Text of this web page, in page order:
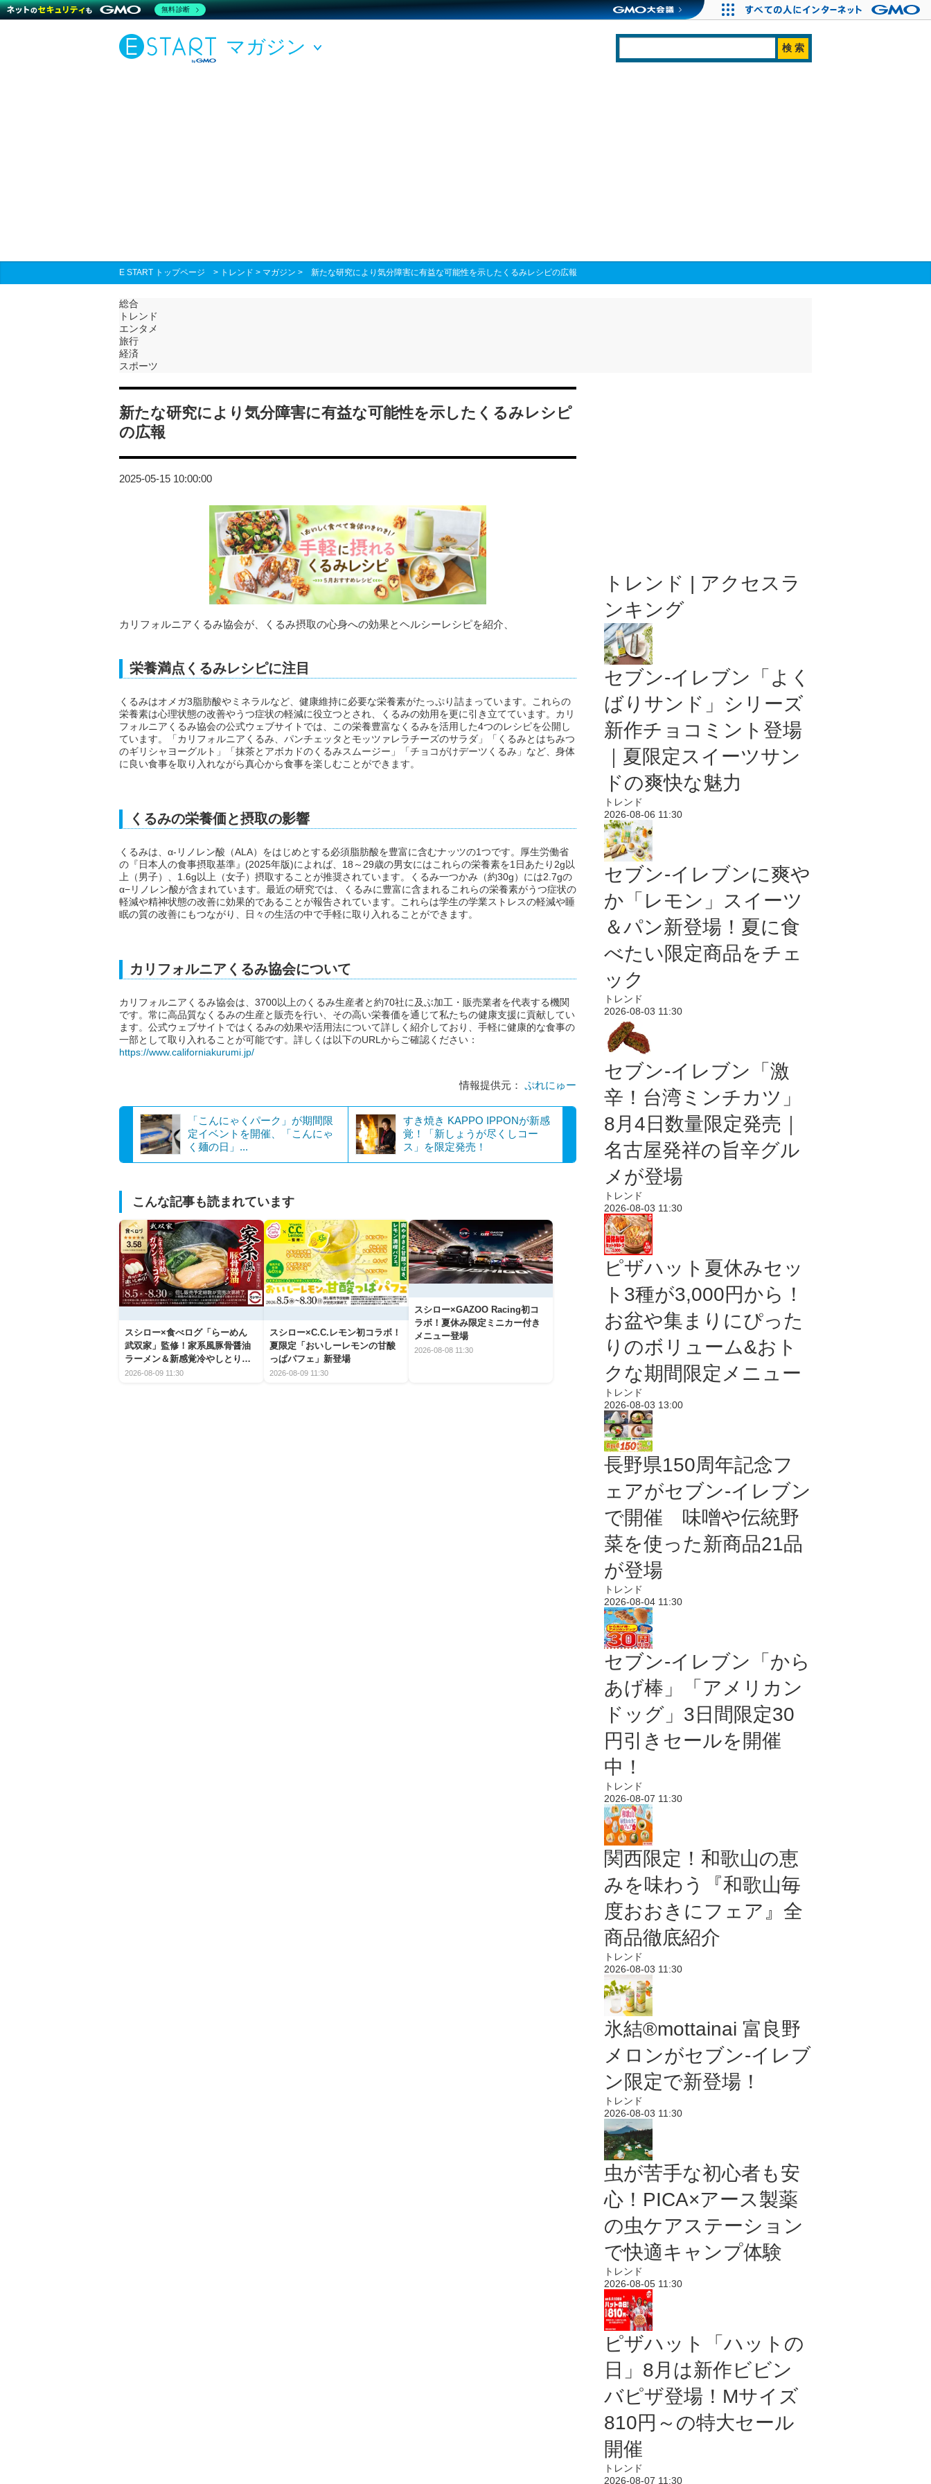
マガジン
E START トップページ > トレンド > マガジン > 新たな研究により気分障害に有益な可能性を示したくるみレシピの広報
総合
トレンド
エンタメ
旅行
経済
スポーツ
新たな研究により気分障害に有益な可能性を示したくるみレシピ
の広報
2025-05-15 10:00:00
カリフォルニアくるみ協会が、くるみ摂取の心身への効果とヘルシーレシピを紹介、
栄養満点くるみレシピに注目
くるみはオメガ3脂肪酸やミネラルなど、健康維持に必要な栄養素がたっぷり詰まっています。これらの
栄養素は心理状態の改善やうつ症状の軽減に役立つとされ、くるみの効用を更に引き立てています。カリ
フォルニアくるみ協会の公式ウェブサイトでは、この栄養豊富なくるみを活用した4つのレシピを公開し
ています。「カリフォルニアくるみ、パンチェッタとモッツァレラチーズのサラダ」「くるみとはちみつ
のギリシャヨーグルト」「抹茶とアボカドのくるみスムージー」「チョコがけデーツくるみ」など、身体
に良い食事を取り入れながら真心から食事を楽しむことができます。
くるみの栄養価と摂取の影響
くるみは、α-リノレン酸（ALA）をはじめとする必須脂肪酸を豊富に含むナッツの1つです。厚生労働省
の『日本人の食事摂取基準』(2025年版)によれば、18～29歳の男女にはこれらの栄養素を1日あたり2g以
上（男子）、1.6g以上（女子）摂取することが推奨されています。くるみ一つかみ（約30g）には2.7gの
α−リノレン酸が含まれています。最近の研究では、くるみに豊富に含まれるこれらの栄養素がうつ症状の
軽減や精神状態の改善に効果的であることが報告されています。これらは学生の学業ストレスの軽減や睡
眠の質の改善にもつながり、日々の生活の中で手軽に取り入れることができます。
カリフォルニアくるみ協会について
カリフォルニアくるみ協会は、3700以上のくるみ生産者と約70社に及ぶ加工・販売業者を代表する機関
です。常に高品質なくるみの生産と販売を行い、その高い栄養価を通じて私たちの健康支援に貢献してい
ます。公式ウェブサイトではくるみの効果や活用法について詳しく紹介しており、手軽に健康的な食事の
一部として取り入れることが可能です。詳しくは以下のURLからご確認ください：
https://www.californiakurumi.jp/
情報提供元： ぷれにゅー
「こんにゃくパーク」が期間限
定イベントを開催、「こんにゃ
く麺の日」...
すき焼き KAPPO IPPONが新感
覚！「新しょうが尽くしコー
ス」を限定発売！
こんな記事も読まれています
スシロー×食べログ「らーめん
武双家」監修！家系風豚骨醤油
ラーメン＆新感覚冷やしとり天
うどんが新登場
2026-08-09 11:30
スシロー×C.C.レモン初コラボ！
夏限定「おいしーレモンの甘酸
っぱパフェ」新登場
2026-08-09 11:30
スシロー×GAZOO Racing初コ
ラボ！夏休み限定ミニカー付き
メニュー登場
2026-08-08 11:30
トレンド | アクセスラ
ンキング
セブン‐イレブン「よく
ばりサンド」シリーズ
新作チョコミント登場
｜夏限定スイーツサン
ドの爽快な魅力
トレンド
2026-08-06 11:30
セブン‐イレブンに爽や
か「レモン」スイーツ
＆パン新登場！夏に食
べたい限定商品をチェ
ック
トレンド
2026-08-03 11:30
セブン-イレブン「激
辛！台湾ミンチカツ」
8月4日数量限定発売｜
名古屋発祥の旨辛グル
メが登場
トレンド
2026-08-03 11:30
ピザハット夏休みセッ
ト3種が3,000円から！
お盆や集まりにぴった
りのボリューム&おト
クな期間限定メニュー
トレンド
2026-08-03 13:00
長野県150周年記念フ
ェアがセブン-イレブン
で開催 味噌や伝統野
菜を使った新商品21品
が登場
トレンド
2026-08-04 11:30
セブン‐イレブン「から
あげ棒」「アメリカン
ドッグ」3日間限定30
円引きセールを開催
中！
トレンド
2026-08-07 11:30
関西限定！和歌山の恵
みを味わう『和歌山毎
度おおきにフェア』全
商品徹底紹介
トレンド
2026-08-03 11:30
氷結®mottainai 富良野
メロンがセブン‐イレブ
ン限定で新登場！
トレンド
2026-08-03 11:30
虫が苦手な初心者も安
心！PICA×アース製薬
の虫ケアステーション
で快適キャンプ体験
トレンド
2026-08-05 11:30
ピザハット「ハットの
日」8月は新作ビビン
バピザ登場！Mサイズ
810円～の特大セール
開催
トレンド
2026-08-07 11:30
無料診断